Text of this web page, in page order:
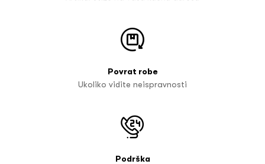
Povrat robe
Ukoliko vidite neispravnosti
Podrška